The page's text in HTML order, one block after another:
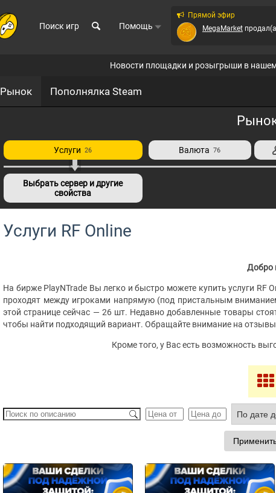
Поиск игр Помощь
Прямой эфир
MegaMarket
QTEпродал(а)
QTE продал(а)
Новости площадки и розыгрыши в
Рынок Пополнялка Steam
Услуги 26 Валюта 76
Выбрать сервер и другие
свойства
Услуги RF Online
Добро
На бирже PlayNTrade Вы легко и быстро можете купить услуги RF
проходят между игроками напрямую (под пристальным
этой странице сейчас — 26 шт. Недавно добавленные товары
чтобы найти подходящий вариант. Обращайте внимание на отзывы
Кроме того, у Вас есть возможность